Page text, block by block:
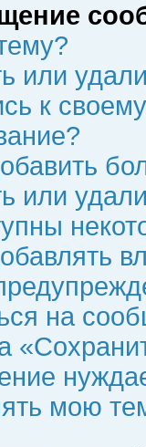
или
к
или
на
мою